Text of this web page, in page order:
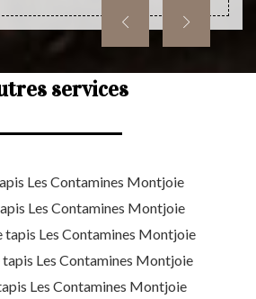
services
Les Contamines Montjoie
Les Contamines Montjoie
tapis Les Contamines Montjoie
tapis Les Contamines Montjoie
Les Contamines Montjoie